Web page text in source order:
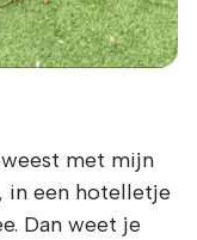
met mijn
in een hotelletje
Dan weet je